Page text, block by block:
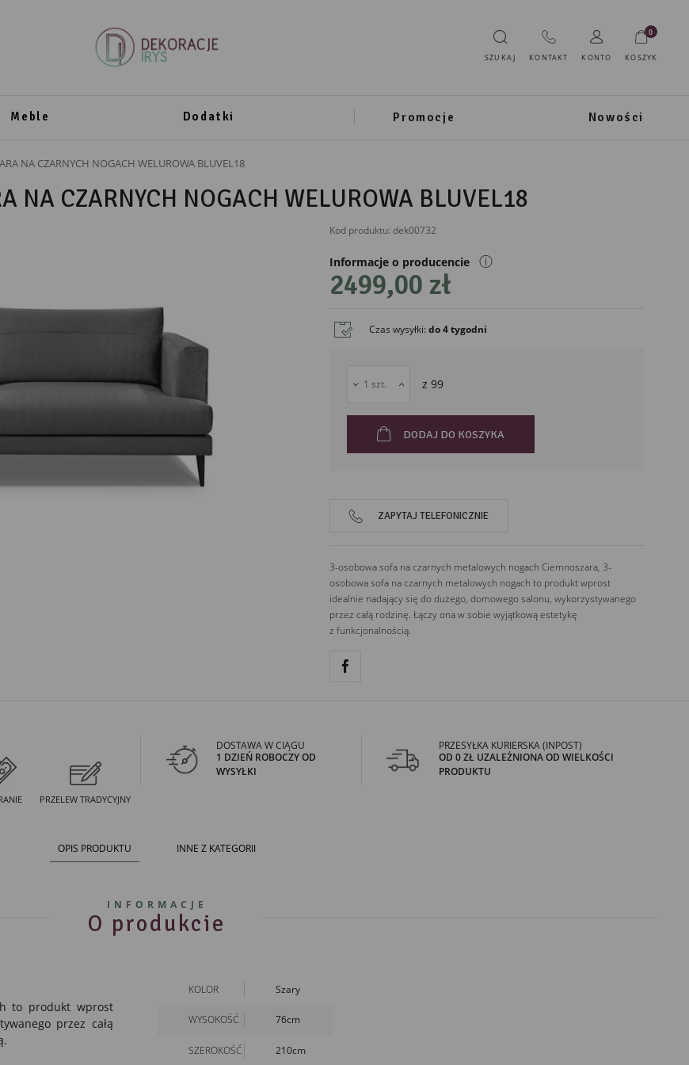
SZUKAJ KONTAKT KONTO KOSZYK
0
Meble Dodatki Promocje Nowości
NA CZARNYCH NOGACH WELUROWA BLUVEL18
NA CZARNYCH NOGACH WELUROWA BLUVEL18
Kod produktu: dek00732
Informacje o producencie
Polak Meble Sp. z o.o.
Polska
ⓘ
2499,00 zł
Czas wysyłki:do 4 tygodni
z 99
DODAJ DO KOSZYKA
ZAPYTAJ TELEFONICZNIE
3-osobowa sofa na czarnych metalowych nogach Ciemnoszara, 3-
osobowa sofa na czarnych metalowych nogach to produkt wprost
idealnie nadający się do dużego, domowego salonu, wykorzystywanego
przez całą rodzinę. Łączy ona w sobie wyjątkową estetykę
z funkcjonalnością.
PRZELEW TRADYCYJNY
DOSTAWA W CIĄGU
1 DZIEŃ ROBOCZY OD
WYSYŁKI
PRZESYŁKA KURIERSKA (INPOST)
OD 0 ZŁ UZALEŻNIONA OD WIELKOŚCI
PRODUKTU
OPIS PRODUKTU INNE Z KATEGORII
INFORMACJE
O produkcie
to produkt wprost
przez całą
KOLOR Szary
WYSOKOŚĆ 76cm
SZEROKOŚĆ 210cm